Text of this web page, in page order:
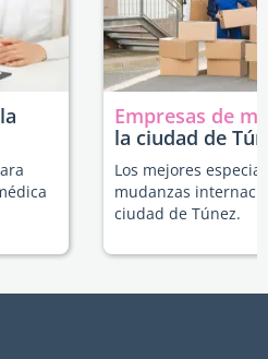
Empresas de
la ciudad de
Los mejores
mudanzas
ciudad de Túnez.